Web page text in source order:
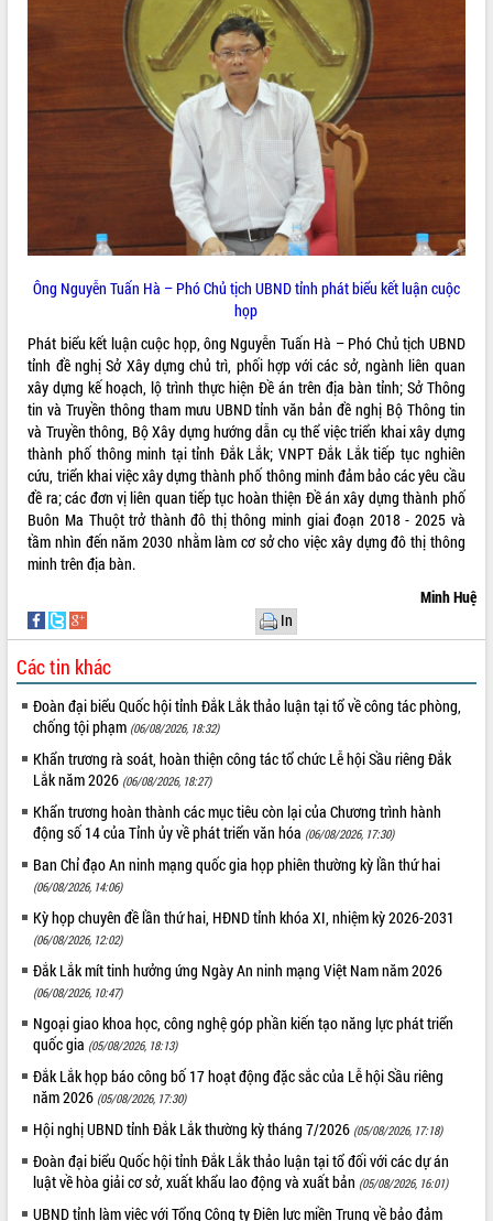
Lễ truy tặng danh hiệu “Bà Mẹ Việt
Nam Anh hùng” và trao Huân chương
UBND tỉnh Đắk Lắk triển khai nhiệm
vụ 6 tháng cuối năm 2026
Kỳ họp thứ Hai, Hội đồng nhân dân
tỉnh khóa XI quyết nghị nhiều nội dung
Bí thư Tỉnh ủy Lương Nguyễn Minh
Triết thăm, tặng quà người có công với
cách mạng
Rà soát, hoàn thiện hệ thống thiết chế
phát triển mới
Thường trực HĐND tỉnh Đắk Lắk gặp
mặt Đoàn chuyên gia y tế TP. Hồ Chí
Minh
Lễ truy điệu và an táng hài cốt liệt sĩ
tại Nghĩa trang Liệt sĩ xã Sơn Hòa
Bàn giải pháp tháo gỡ khó khăn trong
xuất khẩu sầu riêng và triển khai quy
định EUDR
Thứ trưởng Bộ Nông nghiệp và Môi
vùng trồng và doanh nghiệp đóng gói
sầu riêng tại Đắk Lắk
Trình diễn nghệ thuật chế biến các
món ăn từ sầu riêng
Đắk Lắk công bố Quy hoạch và xúc
tiến đầu tư tỉnh
Ngành cá ngừ Đắk Lắk chủ động thích
ứng để giữ vững thị trường xuất khẩu
Diễn đàn Kinh tế tư nhân Việt Nam đột
phá cơ chế - Hợp tác công tư
Đề án 06 tạo bước ngoặt đột phá trong
cải cách hành chính tỉnh Đắk Lắk
Kết nối tour, đẩy mạnh chuyển đổi số
để phát triển du lịch Đắk Lắk
Khởi động Dự án Đầu tư xây dựng hạ
tầng kỹ thuật Cụm công nghiệp Tân
Tiến
Gặp mặt các cơ quan báo chí nhân Kỷ
niệm 101 năm Ngày Báo chí Cách
mạng Việt Nam
Đắk Lắk sơ kết 4 năm triển khai thực
hiện Đề án 06 của Chính phủ
Họp báo thông tin về Hội nghị Công bố
Quy hoạch và Xúc tiến đầu tư tỉnh Đắk
LIÊN KẾT WEB
THỐNG KÊ TRUY CẬP
Hôm nay: 13664
Tất cả: 66026404
Ông Nguyễn Tuấn Hà – Phó Chủ tịch UBND tỉnh phát biểu kết luận cuộc
họp
Phát biểu kết luận cuộc họp, ông Nguyễn Tuấn Hà – Phó Chủ tịch UBND
tỉnh đề nghị Sở Xây dựng chủ trì, phối hợp với các sở, ngành liên quan
xây dựng kế hoạch, lộ trình thực hiện Đề án trên địa bàn tỉnh; Sở Thông
tin và Truyền thông tham mưu UBND tỉnh văn bản đề nghị Bộ Thông tin
và Truyền thông, Bộ Xây dựng hướng dẫn cụ thể việc triển khai xây dựng
thành phố thông minh tại tỉnh Đắk Lắk; VNPT Đắk Lắk tiếp tục nghiên
cứu, triển khai việc xây dựng thành phố thông minh đảm bảo các yêu cầu
đề ra; các đơn vị liên quan tiếp tục hoàn thiện Đề án xây dựng thành phố
Buôn Ma Thuột trở thành đô thị thông minh giai đoạn 2018 - 2025 và
tầm nhìn đến năm 2030 nhằm làm cơ sở cho việc xây dựng đô thị thông
minh trên địa bàn.
Minh Huệ
In
Các tin khác
Đoàn đại biểu Quốc hội tỉnh Đắk Lắk thảo luận tại tổ về công tác phòng,
chống tội phạm (06/08/2026, 18:32)
Khẩn trương rà soát, hoàn thiện công tác tổ chức Lễ hội Sầu riêng Đắk
Lắk năm 2026 (06/08/2026, 18:27)
Khẩn trương hoàn thành các mục tiêu còn lại của Chương trình hành
động số 14 của Tỉnh ủy về phát triển văn hóa (06/08/2026, 17:30)
Ban Chỉ đạo An ninh mạng quốc gia họp phiên thường kỳ lần thứ hai
(06/08/2026, 14:06)
Kỳ họp chuyên đề lần thứ hai, HĐND tỉnh khóa XI, nhiệm kỳ 2026-2031
(06/08/2026, 12:02)
Đắk Lắk mít tinh hưởng ứng Ngày An ninh mạng Việt Nam năm 2026
(06/08/2026, 10:47)
Ngoại giao khoa học, công nghệ góp phần kiến tạo năng lực phát triển
quốc gia (05/08/2026, 18:13)
Đắk Lắk họp báo công bố 17 hoạt động đặc sắc của Lễ hội Sầu riêng
năm 2026 (05/08/2026, 17:30)
Hội nghị UBND tỉnh Đắk Lắk thường kỳ tháng 7/2026 (05/08/2026, 17:18)
Đoàn đại biểu Quốc hội tỉnh Đắk Lắk thảo luận tại tổ đối với các dự án
luật về hòa giải cơ sở, xuất khẩu lao động và xuất bản (05/08/2026, 16:01)
UBND tỉnh làm việc với Tổng Công ty Điện lực miền Trung về bảo đảm